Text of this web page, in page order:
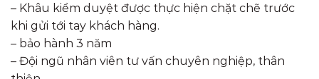
– Khâu kiểm duyệt được thực hiện chặt chẽ trước
khi gửi tới tay khách hàng.
– bảo hành 3 năm
– Đội ngũ nhân viên tư vấn chuyên nghiệp, thân